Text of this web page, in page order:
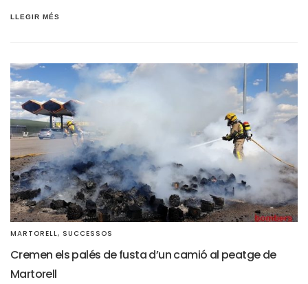
LLEGIR MÉS
MARTORELL, SUCCESSOS
Cremen els palés de fusta d’un camió al peatge de
Martorell